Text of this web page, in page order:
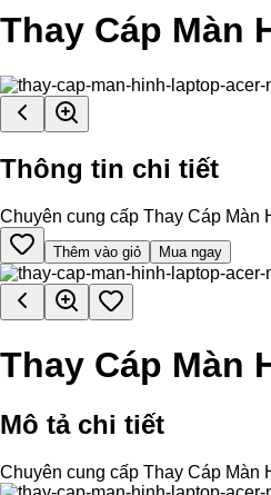
Thay Cáp Màn
Thông tin chi tiết
Chuyên cung cấp Thay Cáp Màn
Thêm vào giỏ Mua ngay
Thay Cáp Màn
Mô tả chi tiết
Chuyên cung cấp Thay Cáp Màn